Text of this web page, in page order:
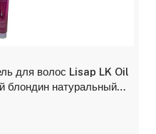
для волос Lisap LK Oil
натуральный